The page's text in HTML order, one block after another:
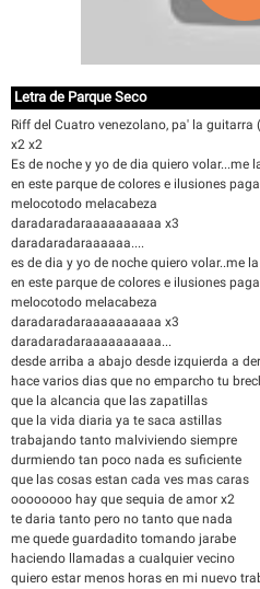
Letra de Parque Seco
Riff del Cuatro venezolano, pa' la guitarra
x2 x2
Es de noche y yo de dia quiero volar...me
en este parque de colores e ilusiones
melocotodo melacabeza
daradaradaraaaaaaaaaa x3
daradaradaraaaaaa....
es de dia y yo de noche quiero volar..me
en este parque de colores e ilusiones
melocotodo melacabeza
daradaradaraaaaaaaaaa x3
daradaradaraaaaaaaaaa...
desde arriba a abajo desde izquierda a
hace varios dias que no emparcho tu
que la alcancia que las zapatillas
que la vida diaria ya te saca astillas
trabajando tanto malviviendo siempre
durmiendo tan poco nada es suficiente
que las cosas estan cada ves mas caras
oooooooo hay que sequia de amor x2
te daria tanto pero no tanto que nada
me quede guardadito tomando jarabe
haciendo llamadas a cualquier vecino
quiero estar menos horas en mi nuevo